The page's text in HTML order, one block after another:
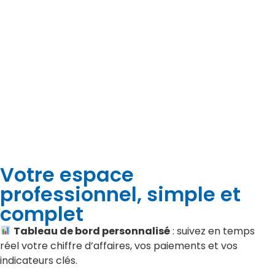
Votre espace
professionnel, simple et
complet
Tableau de bord personnalisé: suivez en temps
réel votre chiffre d’affaires, vos paiements et vos
indicateurs clés.